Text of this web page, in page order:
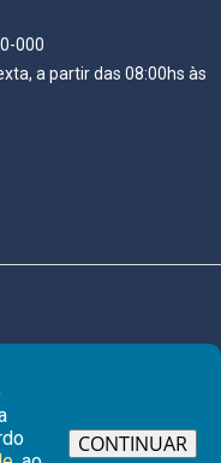
000
a partir das 08:00hs às
CONTINUAR